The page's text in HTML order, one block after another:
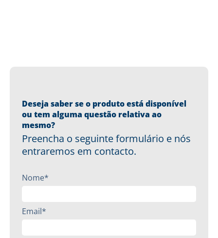
Deseja saber se o produto está disponível
ou tem alguma questão relativa ao
mesmo?
Preencha o seguinte formulário e nós
entraremos em contacto.
Nome*
Email*